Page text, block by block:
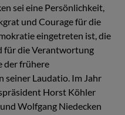
sei eine Persönlichkeit,
und Courage für die
eingetreten ist, die
für die Verantwortung
der frühere
seiner Laudatio. Im Jahr
Horst Köhler
Wolfgang Niedecken